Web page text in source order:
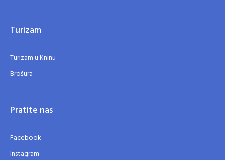
Turizam
Turizam u Kninu
Brošura
Pratite nas
Facebook
Instagram